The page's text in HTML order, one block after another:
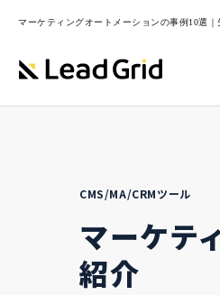
マーケティングオートメーションの事例10選
CMS/MA/CRMツール
マーケテ
紹介